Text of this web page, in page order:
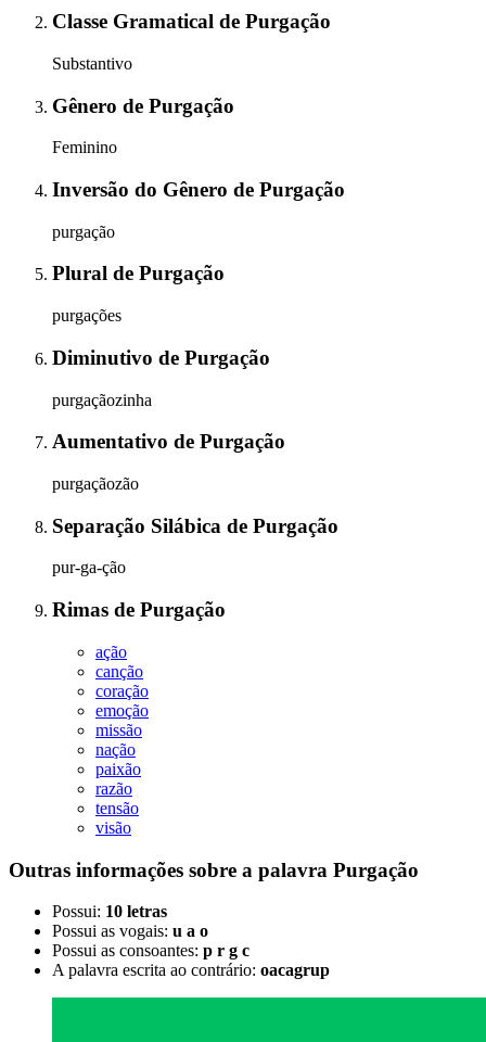
Classe Gramatical de Purgação
Substantivo
Gênero de Purgação
Feminino
Inversão do Gênero de Purgação
purgação
Plural de Purgação
purgações
Diminutivo de Purgação
purgaçãozinha
Aumentativo de Purgação
purgaçãozão
Separação Silábica de Purgação
pur-ga-ção
Rimas de Purgação
ação
canção
coração
emoção
missão
nação
paixão
razão
tensão
visão
Outras informações sobre a palavra Purgação
Possui: 10 letras
Possui as vogais: u a o
Possui as consoantes: p r g c
A palavra escrita ao contrário: oacagrup